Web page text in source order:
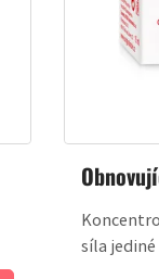
síla jediné